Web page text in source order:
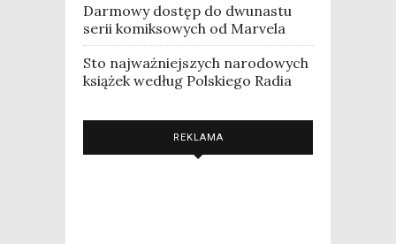
Darmowy dostęp do dwunastu
serii komiksowych od Marvela
Sto najważniejszych narodowych
książek według Polskiego Radia
REKLAMA